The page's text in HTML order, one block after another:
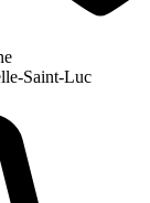
Saint-Luc